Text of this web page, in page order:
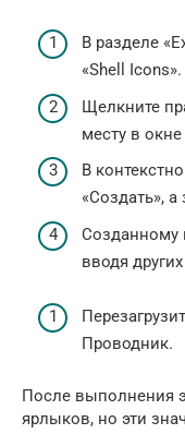
В разделе
«Shell Icons».
Щелкните
месту в окне
В
«Создать»,
Созданному
вводя
Проводник.
После выполнения
ярлыков, но эти